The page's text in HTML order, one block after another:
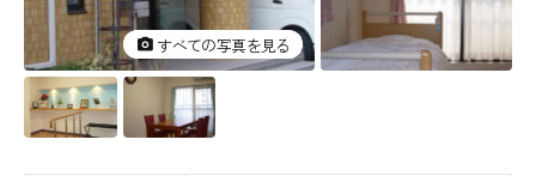
すべての写真を見る
すべての写真を見る